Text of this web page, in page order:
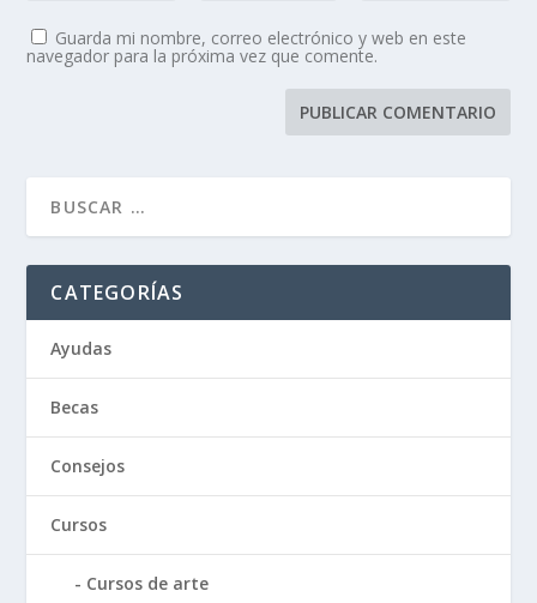
Guarda mi nombre, correo electrónico y web en este
navegador para la próxima vez que comente.
CATEGORÍAS
Ayudas
Becas
Consejos
Cursos
Cursos de arte